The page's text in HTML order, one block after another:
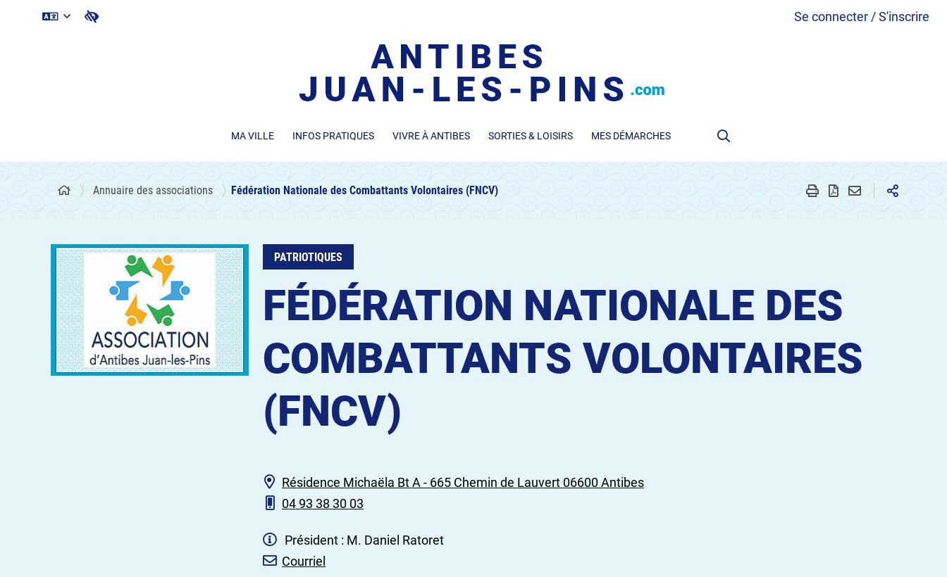
Se connecter / S'inscrire
MA VILLE INFOS PRATIQUES VIVRE À ANTIBES SORTIES & LOISIRS MES DÉMARCHES
Annuaire des associations Fédération Nationale des Combattants Volontaires (FNCV)
PATRIOTIQUES
FÉDÉRATION NATIONALE DES
COMBATTANTS VOLONTAIRES
(FNCV)
Résidence Michaëla Bt A - 665 Chemin de Lauvert 06600 Antibes
04 93 38 30 03
Président : M. Daniel Ratoret
Courriel